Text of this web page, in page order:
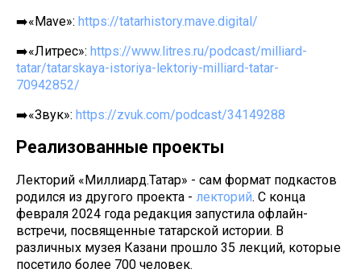
➡️«Mave»: https://tatarhistory.mave.digital/
➡️«Литрес»: https://www.litres.ru/podcast/milliard-
tatar/tatarskaya-istoriya-lektoriy-milliard-tatar-
70942852/
➡️«Звук»: https://zvuk.com/podcast/34149288
Реализованные проекты
Лекторий «Миллиард.Татар» - сам формат подкастов
родился из другого проекта - лекторий. С конца
февраля 2024 года редакция запустила офлайн-
встречи, посвященные татарской истории. В
различных музея Казани прошло 35 лекций, которые
посетило более 700 человек.